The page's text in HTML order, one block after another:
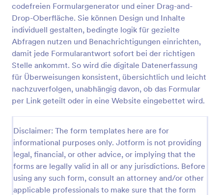
codefreien Formulargenerator und einer Drag-and-
Drop-Oberfläche. Sie können Design und Inhalte
individuell gestalten, bedingte logik für gezielte
Abfragen nutzen und Benachrichtigungen einrichten,
damit jede Formularantwort sofort bei der richtigen
Stelle ankommt. So wird die digitale Datenerfassung
für Überweisungen konsistent, übersichtlich und leicht
nachzuverfolgen, unabhängig davon, ob das Formular
per Link geteilt oder in eine Website eingebettet wird.
Disclaimer: The form templates here are for
informational purposes only. Jotform is not providing
legal, financial, or other advice, or implying that the
forms are legally valid in all or any jurisdictions. Before
using any such form, consult an attorney and/or other
applicable professionals to make sure that the form
Überweisungsformular für die Mundchirurgie
unterstützt Praxen bei der digitalen Datenerfassung
für oralchirurgische Überweisungen, damit
Informationen vollständig ankommen und Anfragen
in Jotform als Formularantworten zentral bearbeitet
werden können.
Go to Category:
Gesundheitsformulare
Vorlage verwenden
Vorschau